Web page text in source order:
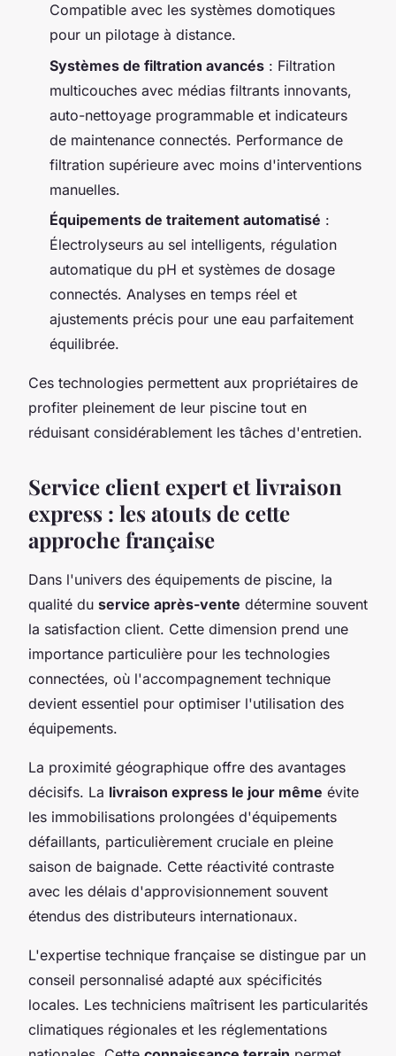
Compatible avec les systèmes domotiques
pour un pilotage à distance.
Systèmes de filtration avancés : Filtration
multicouches avec médias filtrants innovants,
auto-nettoyage programmable et indicateurs
de maintenance connectés. Performance de
filtration supérieure avec moins d'interventions
manuelles.
Équipements de traitement automatisé :
Électrolyseurs au sel intelligents, régulation
automatique du pH et systèmes de dosage
connectés. Analyses en temps réel et
ajustements précis pour une eau parfaitement
équilibrée.
Ces technologies permettent aux propriétaires de
profiter pleinement de leur piscine tout en
réduisant considérablement les tâches d'entretien.
Service client expert et livraison
express : les atouts de cette
approche française
Dans l'univers des équipements de piscine, la
qualité du service après-vente détermine souvent
la satisfaction client. Cette dimension prend une
importance particulière pour les technologies
connectées, où l'accompagnement technique
devient essentiel pour optimiser l'utilisation des
équipements.
La proximité géographique offre des avantages
décisifs. La livraison express le jour même évite
les immobilisations prolongées d'équipements
défaillants, particulièrement cruciale en pleine
saison de baignade. Cette réactivité contraste
avec les délais d'approvisionnement souvent
étendus des distributeurs internationaux.
L'expertise technique française se distingue par un
conseil personnalisé adapté aux spécificités
locales. Les techniciens maîtrisent les particularités
climatiques régionales et les réglementations